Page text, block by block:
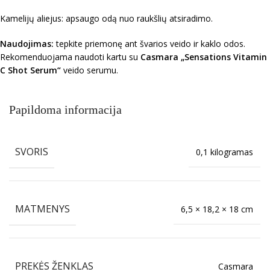
Kamelijų aliejus: apsaugo odą nuo raukšlių atsiradimo.
Naudojimas:tepkite priemonę ant švarios veido ir kaklo odos.
Rekomenduojama naudoti kartu su Casmara „Sensations Vitamin
C Shot Serum“ veido serumu.
Papildoma informacija
SVORIS 0,1 kilogramas
MATMENYS 6,5 × 18,2 × 18 cm
PREKĖS ŽENKLAS Casmara